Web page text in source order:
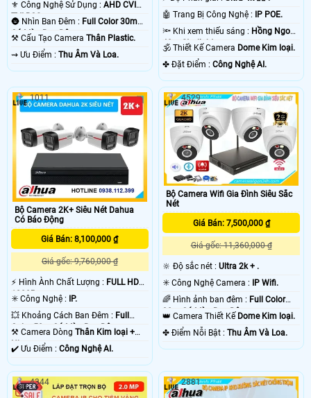
⚜️ Công Nghệ Sử Dụng : AHD CVI
TVI BCS.
🌚 Nhìn Ban Đêm : Full Color 30m
Có Màu Ban Ðêm.
⚒ Cấu Tạo Camera Thân Plastic.
️⇝ Ưu Điểm : Thu Âm Và Loa.
🤖️ Trang Bị Công Nghệ : IP POE.
🔦 Khi xem thiếu sáng : Hồng Ngoại
40m Starlight.
🕉️ Thiết Kế Camera Dome Kim loại.
️✤ Đặt Điểm :Công Nghệ AI.
Bộ Camera 2K+ Siêu Nét Dahua
Có Báo Động
Giá Bán: 8,100,000 ₫
Giá gốc: 9,760,000 ₫
️⚡ Hình Ành Chất Lượng : FULL HD
1080P .
✳️ Công Nghệ : IP.
💥 Khoảng Cách Ban Đêm : Full
Color 50m Có Màu Ban Ðêm.
⚒ Camera Dòng Thân Kim loại +
Nhựa.
️✔️ Ưu Điểm : Công Nghệ AI.
1011
Bộ Camera Wifi Gia Đình Siêu Sắc
Nét
Giá Bán: 7,500,000 ₫
Giá gốc: 11,360,000 ₫
🔆 Độ sắc nét :Ultra 2k + .
✳️ Công Nghệ Camera :
IP Wifi.
🌈 Hình ảnh ban đêm : Full Color
30m Có Màu Ban Ðêm.
👑 Camera Thiết Kế Dome Kim loại.
️✤ Điểm Nỗi Bật :Thu Âm Và Loa.
4529
4344 2881